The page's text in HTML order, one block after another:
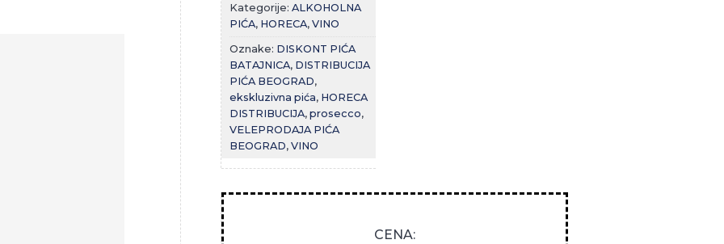
Kategorije: ALKOHOLNA
PIĆA, HORECA, VINO
Oznake: DISKONT PIĆA
BATAJNICA, DISTRIBUCIJA
PIĆA BEOGRAD,
ekskluzivna pića, HORECA
DISTRIBUCIJA, prosecco,
VELEPRODAJA PIĆA
BEOGRAD, VINO
CENA: